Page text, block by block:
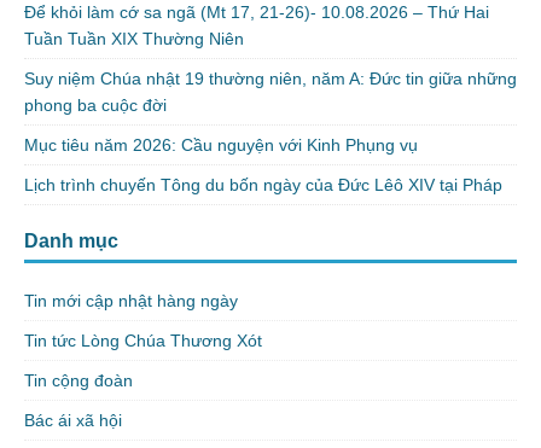
Để khỏi làm cớ sa ngã (Mt 17, 21-26)- 10.08.2026 – Thứ Hai
Tuần Tuần XIX Thường Niên
Suy niệm Chúa nhật 19 thường niên, năm A: Đức tin giữa những
phong ba cuộc đời
Mục tiêu năm 2026: Cầu nguyện với Kinh Phụng vụ
Lịch trình chuyến Tông du bốn ngày của Đức Lêô XIV tại Pháp
Danh mục
Tin mới cập nhật hàng ngày
Tin tức Lòng Chúa Thương Xót
Tin cộng đoàn
Bác ái xã hội